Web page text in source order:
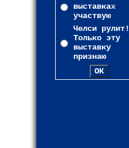
выставках
участвую
Челси рулит!
Только эту
выставку
признаю